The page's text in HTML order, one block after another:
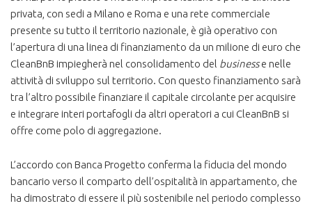
privata, con sedi a Milano e Roma e una rete commerciale
presente su tutto il territorio nazionale, è già operativo con
l’apertura di una linea di finanziamento da un milione di euro che
CleanBnB impiegherà nel consolidamento del businesse nelle
attività di sviluppo sul territorio. Con questo finanziamento sarà
tra l’altro possibile finanziare il capitale circolante per acquisire
e integrare interi portafogli da altri operatori a cui CleanBnB si
offre come polo di aggregazione.
L’accordo con Banca Progetto conferma la fiducia del mondo
bancario verso il comparto dell’ospitalità in appartamento, che
ha dimostrato di essere il più sostenibile nel periodo complesso